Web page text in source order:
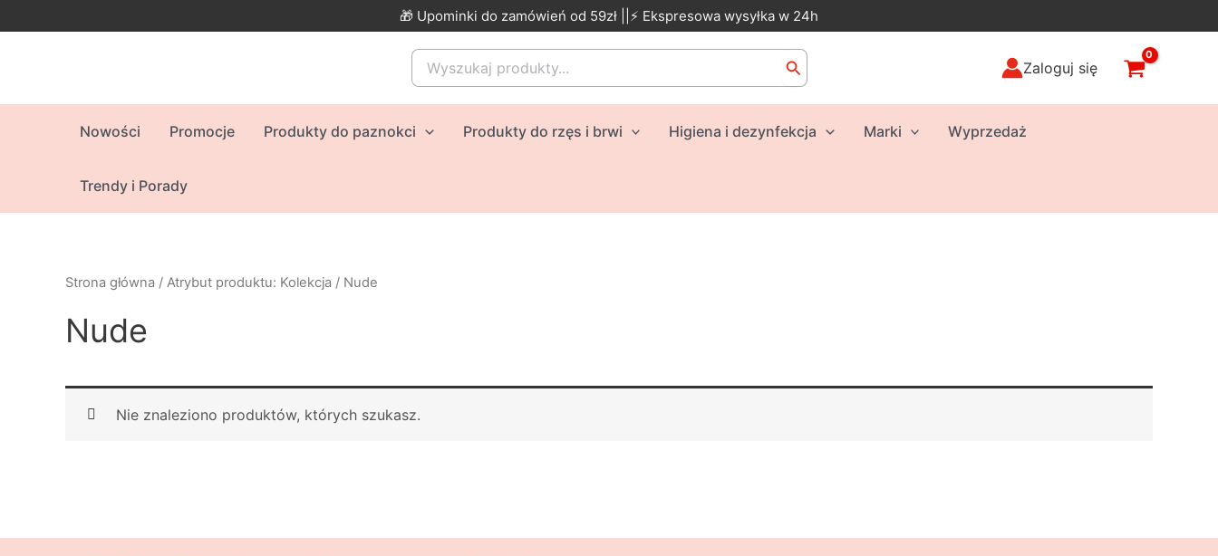
to
🎁 Upominki do zamówień od 59zł ||⚡ Ekspresowa wysyłka w 24h
Search
Zaloguj się
Nowości Promocje Produkty do paznokci Produkty do rzęs i brwi Higiena i dezynfekcja Marki Wyprzedaż
Trendy i Porady
Strona główna / Atrybut produktu: Kolekcja / Nude
Nude
Nie znaleziono produktów, których szukasz.